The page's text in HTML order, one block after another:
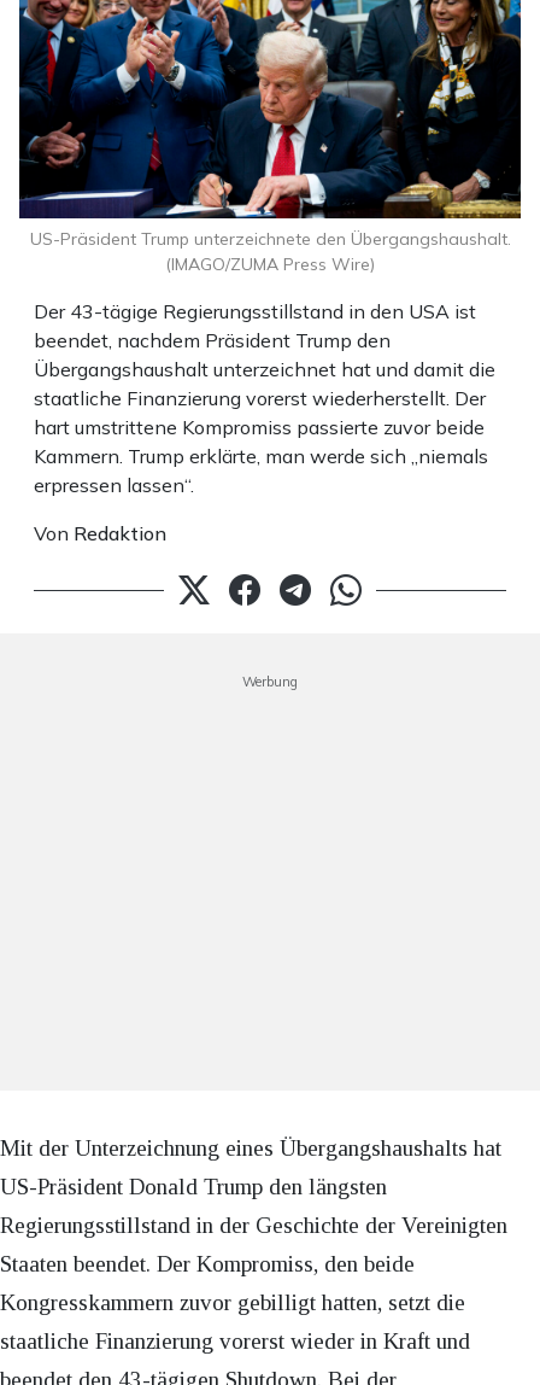
Der 43-tägige Regierungsstillstand in den USA ist
beendet, nachdem Präsident Trump den
Übergangshaushalt unterzeichnet hat und damit die
staatliche Finanzierung vorerst wiederherstellt. Der
hart umstrittene Kompromiss passierte zuvor beide
Kammern. Trump erklärte, man werde sich „niemals
erpressen lassen“.
Von Redaktion
US-Präsident Trump unterzeichnete den Übergangshaushalt.
(IMAGO/ZUMA Press Wire)
Werbung
Mit der Unterzeichnung eines Übergangshaushalts hat
US-Präsident Donald Trump den längsten
Regierungsstillstand in der Geschichte der Vereinigten
Staaten beendet. Der Kompromiss, den beide
Kongresskammern zuvor gebilligt hatten, setzt die
staatliche Finanzierung vorerst wieder in Kraft und
beendet den 43-tägigen Shutdown. Bei der